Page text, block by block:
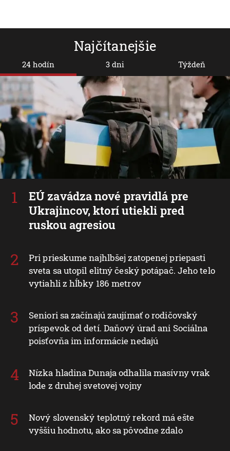
Najčítanejšie
24 hodín
EÚ zavádza nové pravidlá pre
Ukrajincov, ktorí utiekli pred
ruskou agresiou
Pri prieskume najhlbšej zatopenej priepasti
sveta sa utopil elitný český potápač. Jeho telo
vytiahli z hĺbky 186 metrov
Seniori sa začínajú zaujímať o rodičovský
príspevok od detí. Daňový úrad ani Sociálna
poisťovňa im informácie nedajú
Nízka hladina Dunaja odhalila masívny vrak
lode z druhej svetovej vojny
Nový slovenský teplotný rekord má ešte
vyššiu hodnotu, ako sa pôvodne zdalo
3 dni Týždeň